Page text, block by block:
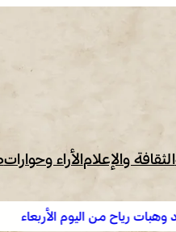
الثقافة والإعلامالأراء وحوارات
الأربعاء